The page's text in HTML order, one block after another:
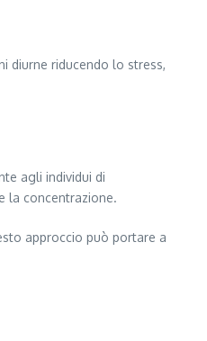
diurne riducendo lo stress,
agli individui di
la concentrazione.
approccio può portare a